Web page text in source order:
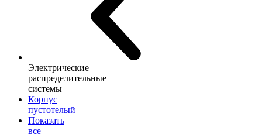
Электрические
распределительные
системы
Корпус
пустотелый
Показать
все